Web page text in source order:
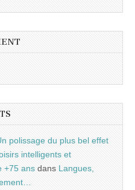
polissage du plus bel effet
intelligents et
+75 ans dans Langues,